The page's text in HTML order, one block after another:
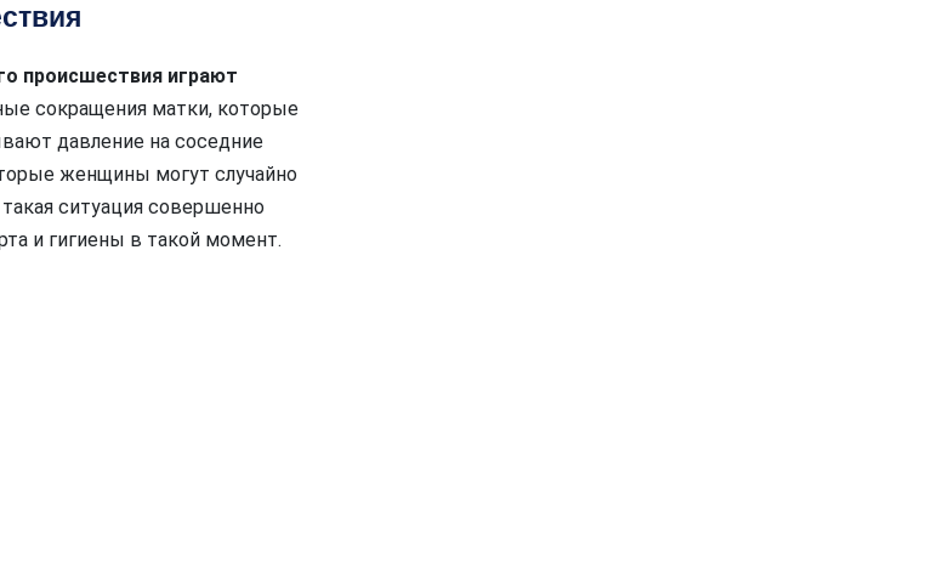
происшествия играют
сокращения матки, которые
давление на соседние
женщины могут случайно
ситуация совершенно
и гигиены в такой момент.